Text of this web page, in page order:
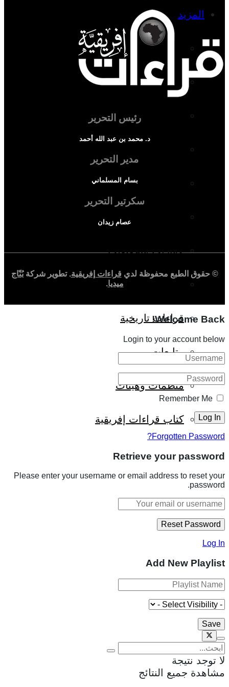
المزيد
إفريقيا في المؤشرات
الحالة الدينية
الملف الإفريقي
المجتمع الإفريقي
حوارات وتحقيقات
قراءات تاريخية
متابعات
منظمات وهيئات
كتاب قراءات إفريقية
رئيس التحرير
د. محمد بن عبد الله أحمد
مدير التحرير
بسام المسلماني
سكرتير التحرير
عصام زيدان
© حقوق الطبع محفوظة لدي قراءات إفريقية. تطوير شركةبُنّاج
ميديا.
Welcome Back!
Login to your account below
Remember Me
Forgotten Password?
Retrieve your password
Please enter your username or email address to reset your
password.
Log In
Add New Playlist
لا توجد نتيجة
مشاهدة جميع النتائج